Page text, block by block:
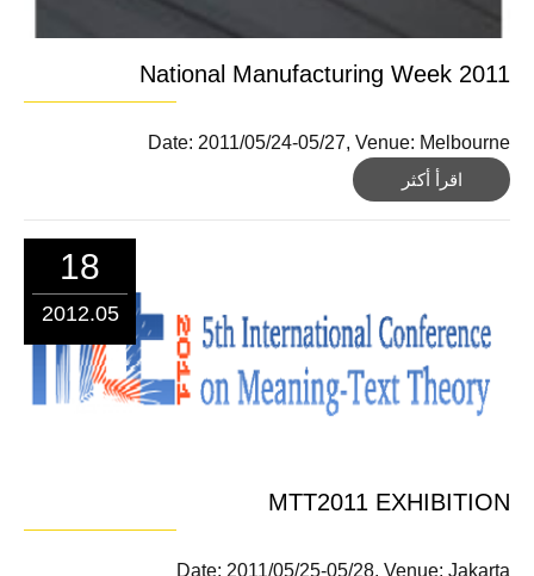
National Manufacturing Week 2011
Date: 2011/05/24-05/27, Venue: Melbourne
اقرأ أكثر
18
2012.05
MTT2011 EXHIBITION
Date: 2011/05/25-05/28, Venue: Jakarta